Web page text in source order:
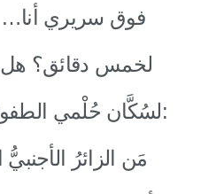
فوق سريري أنا…
لخمس دقائق؟ هل
لسُكَّان حُلْمي الطفوليّ؟ هل يسألون:
مَن الزائرُ